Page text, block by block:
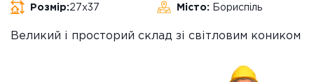
Розмір:27х37 Місто: Бориспіль
Великий і просторий склад зі світловим коником